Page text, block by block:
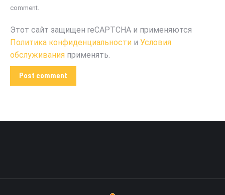
comment.
Этот сайт защищен reCAPTCHA и применяются
Политика конфиденциальности и Условия
обслуживания применять.
Post comment